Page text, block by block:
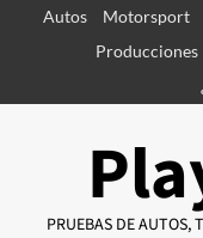
SaltarAutos Motorsport
Producciones
PRUEBAS DE AUTOS,